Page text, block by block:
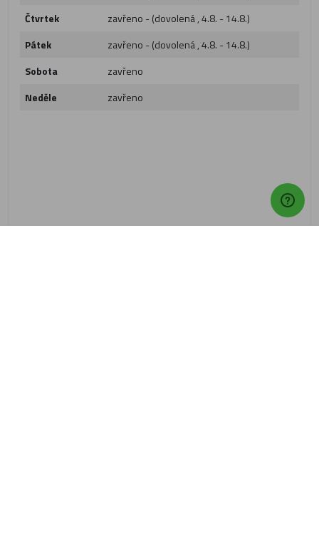
Čtvrtek
zavřeno - (dovolená , 4.8. - 14.8.)
Pátek
zavřeno - (dovolená , 4.8. - 14.8.)
Sobota
zavřeno
Neděle
zavřeno